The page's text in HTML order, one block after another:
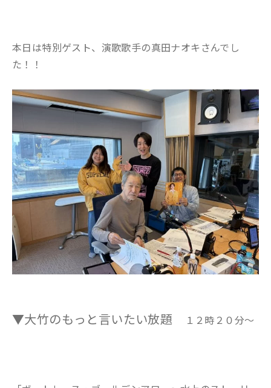
本日は特別ゲスト、演歌歌手の真田ナオキさんでし
た！！
▼大竹のもっと言いたい放題 １２時２０分～